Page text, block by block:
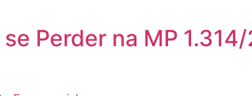
Perder na MP